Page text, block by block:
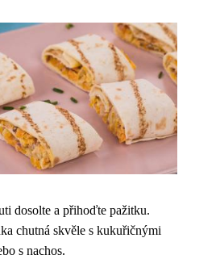
dosolte a přihoďte pažitku.
chutná skvěle s kukuřičnými
s nachos.